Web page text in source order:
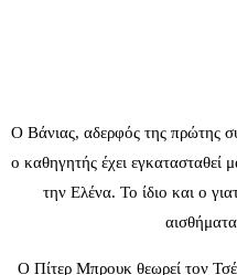
Ο Βάνιας, αδερφός της πρώτης
ο καθηγητής έχει εγκατασταθεί
την Ελένα. Το ίδιο και ο
Ο Πίτερ Μπρουκ θεωρεί τον